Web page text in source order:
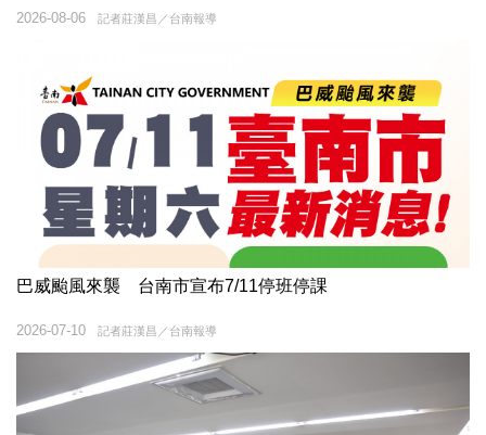
記者莊漢昌／台南報導
2026-08-06
巴威颱風來襲 台南市宣布7/11停班停課
記者莊漢昌／台南報導
2026-07-10